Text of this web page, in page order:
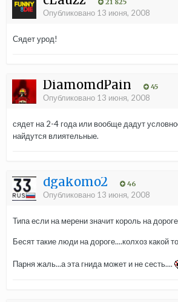
21 825
Опубликовано 13 июня, 2008
Сядет урод!
DiamomdPain 45
Опубликовано 13 июня, 2008
сядет на 2-4 года или вообще дадут
найдутся влиятельные.
dgakomo2 46
Опубликовано 13 июня, 2008
Типа если на мерени значит король на
Бесят такие люди на дороге....колхоз какой то
Парня жаль...а эта гнида может и не сесть....